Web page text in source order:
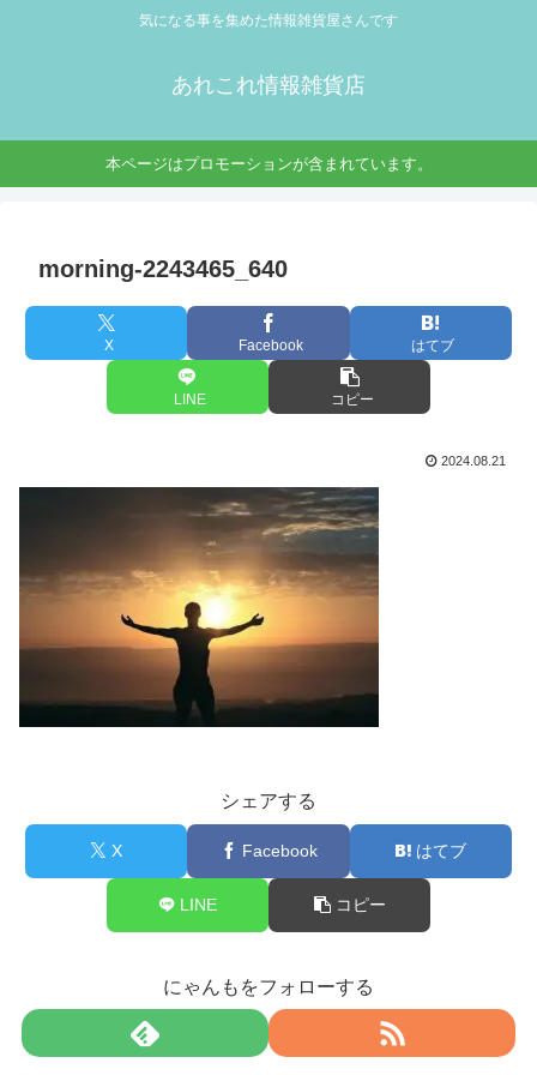
気になる事を集めた情報雑貨屋さんです
あれこれ情報雑貨店
本ページはプロモーションが含まれています。
morning-2243465_640
X Facebook はてブ
LINE コピー
2024.08.21
シェアする
X Facebook はてブ
LINE コピー
にゃんもをフォローする